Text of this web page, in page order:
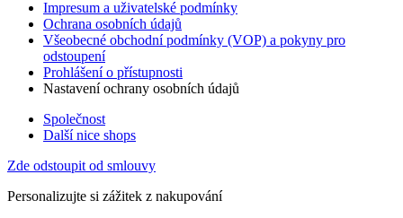
Impresum a uživatelské podmínky
Ochrana osobních údajů
Všeobecné obchodní podmínky (VOP) a pokyny pro
odstoupení
Prohlášení o přístupnosti
Nastavení ochrany osobních údajů
Společnost
Další nice shops
Zde odstoupit od smlouvy
Personalizujte si zážitek z nakupování